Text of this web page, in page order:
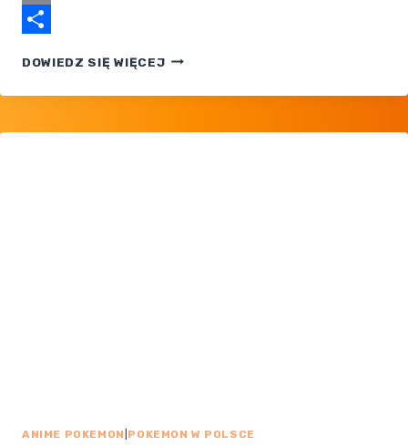
Email
DOWIEDZ SIĘ WIĘCEJPOKÉMON
I PERŁA,
007
ANIME POKEMON POKEMON W POLSCE